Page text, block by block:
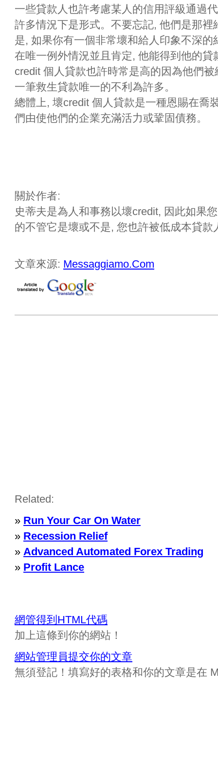
一些貸款人也許考慮某人的信用評級通過
許多情況下是形式。不要忘記, 他們是那
是, 如果你有一個非常壞和給人印象不深
在唯一例外情況並且肯定, 他能得到他的
credit 個人貸款也許時常是高的因為他們
一筆救生貸款唯一的不利為許多。
總體上, 壞credit 個人貸款是一種恩賜在喬
們由使他們的企業充滿活力或鞏固債務。
關於作者:
史蒂夫是為人和事務以壞credit, 因此如果
的不管它是壞或不是, 您也許被低成本貸
文章來源: Messaggiamo.Com
Related:
» Run Your Car On Water
» Recession Relief
» Advanced Automated Forex Trading
» Profit Lance
網管得到HTML代碼
加上這條到你的網站！
網站管理員提交你的文章
無須登記！填寫好的表格和你的文章是在